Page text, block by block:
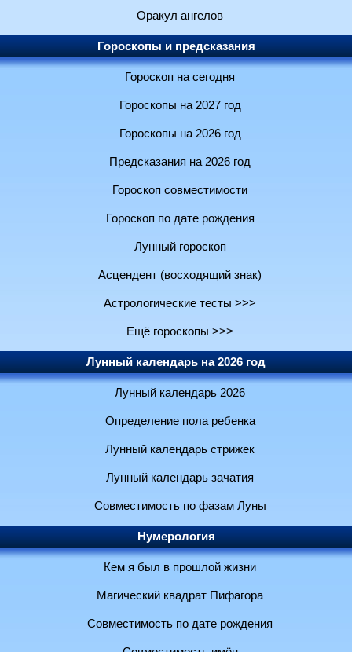
Оракул ангелов
Гороскопы и предсказания
Гороскоп на сегодня
Гороскопы на 2027 год
Гороскопы на 2026 год
Предсказания на 2026 год
Гороскоп совместимости
Гороскоп по дате рождения
Лунный гороскоп
Асцендент (восходящий знак)
Астрологические тесты >>>
Ещё гороскопы >>>
Лунный календарь на 2026 год
Лунный календарь 2026
Определение пола ребенка
Лунный календарь стрижек
Лунный календарь зачатия
Совместимость по фазам Луны
Нумерология
Кем я был в прошлой жизни
Магический квадрат Пифагора
Совместимость по дате рождения